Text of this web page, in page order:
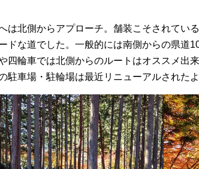
は北側からアプローチ。舗装こそされてい
ドな道でした。一般的には南側からの県道
四輪車では北側からのルートはオススメ出
駐車場・駐輪場は最近リニューアルされた